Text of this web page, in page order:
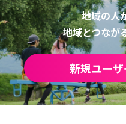
地域の人
地域とつなが
新規ユーザ